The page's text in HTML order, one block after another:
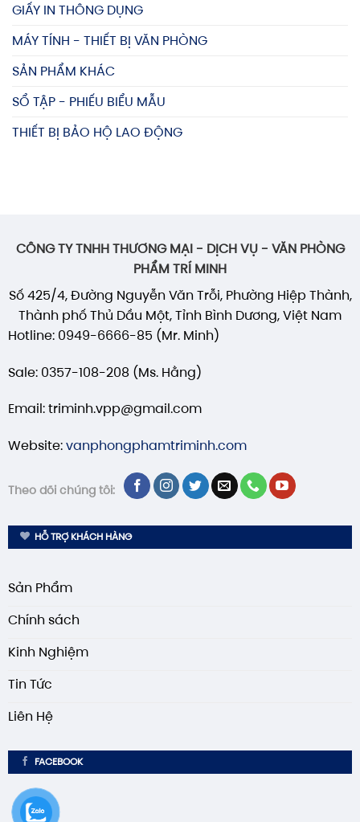
GIẤY IN THÔNG DỤNG
MÁY TÍNH - THIẾT BỊ VĂN PHÒNG
SẢN PHẨM KHÁC
SỔ TẬP - PHIẾU BIỂU MẪU
THIẾT BỊ BẢO HỘ LAO ĐỘNG
CÔNG TY TNHH THƯƠNG MẠI - DỊCH VỤ - VĂN PHÒNG
PHẨM TRÍ MINH
Số 425/4, Đường Nguyễn Văn Trỗi, Phường Hiệp Thành,
Thành phố Thủ Dầu Một, Tỉnh Bình Dương, Việt Nam
Hotline: 0949-6666-85 (Mr. Minh)
Sale: 0357-108-208 (Ms. Hằng)
Email: triminh.vpp@gmail.com
Website:vanphongphamtriminh.com
Theo dõi chúng tôi:
HỖ TRỢ KHÁCH HÀNG
Sản Phẩm
Chính sách
Kinh Nghiệm
Tin Tức
Liên Hệ
FACEBOOK